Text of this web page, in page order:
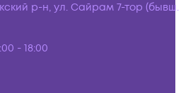
р-н, ул. Сайрам 7-тор (бывш.
- 18:00